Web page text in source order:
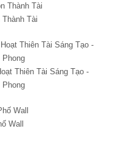
Tài
Thiên Tài Sáng Tạo -
Phong
Wall